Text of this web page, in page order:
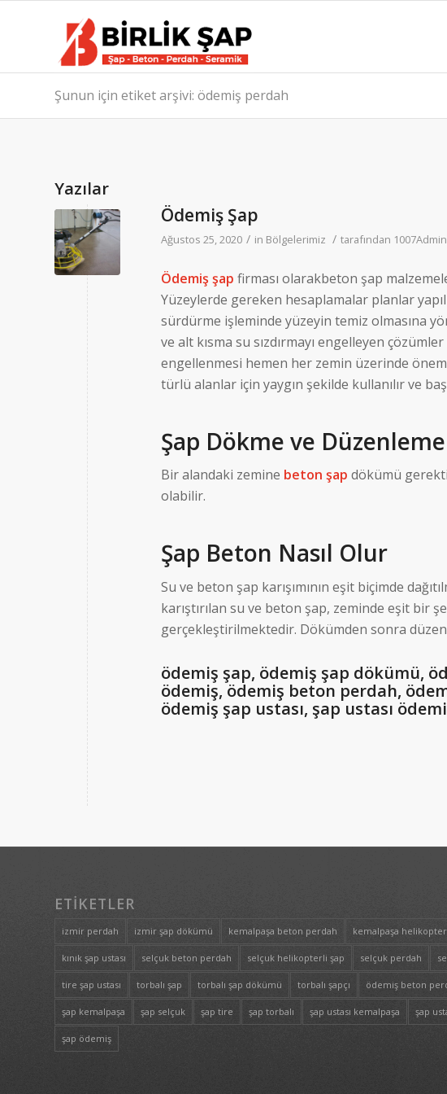
Şunun için etiket arşivi: ödemiş perdah
Yazılar
Ödemiş Şap
Ağustos 25, 2020 / in Bölgelerimiz / tarafından 1007Admin
Ödemiş şap firması olarakbeton şap
Yüzeylerde gereken hesaplamalar planlar
sürdürme işleminde yüzeyin temiz olmasına
ve alt kısma su sızdırmayı engelleyen
engellenmesi hemen her zemin üzerinde
türlü alanlar için yaygın şekilde kullanılır ve
Şap Dökme ve Düzenleme
Bir alandaki zemine beton şap dökümü
olabilir.
Şap Beton Nasıl Olur
Su ve beton şap karışımının eşit biçimde
karıştırılan su ve beton şap, zeminde eşit bir
gerçekleştirilmektedir. Dökümden sonra
ödemiş şap, ödemiş şap dökümü,
ödemiş, ödemiş beton perdah,
ödemiş şap ustası, şap ustası
ETIKETLER
izmir perdah izmir şap dökümü kemalpaşa beton perdah kemalpaşa
kınık şap ustası selçuk beton perdah selçuk helikopterli şap selçuk perdah
tire şap ustası torbalı şap torbalı şap dökümü torbalı şapçı ödemiş beton
şap kemalpaşa şap selçuk şap tire şap torbalı şap ustası kemalpaşa şap
şap ödemiş